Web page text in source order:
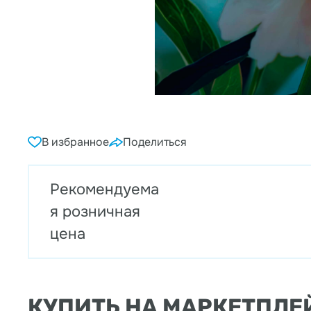
В избранное Поделиться
Рекомендуема
я розничная
цена